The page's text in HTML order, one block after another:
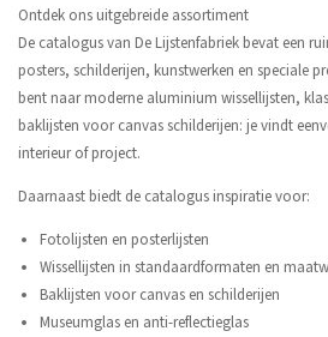
Ontdek ons uitgebreide assortiment
De catalogus van De Lijstenfabriek bevat een
posters, schilderijen, kunstwerken en speciale
bent naar moderne aluminium wissellijsten,
baklijsten voor canvas schilderijen: je vindt
interieur of project.
Daarnaast biedt de catalogus inspiratie voor:
Fotolijsten en posterlijsten
Wissellijsten in standaardformaten en
Baklijsten voor canvas en schilderijen
Museumglas en anti-reflectieglas